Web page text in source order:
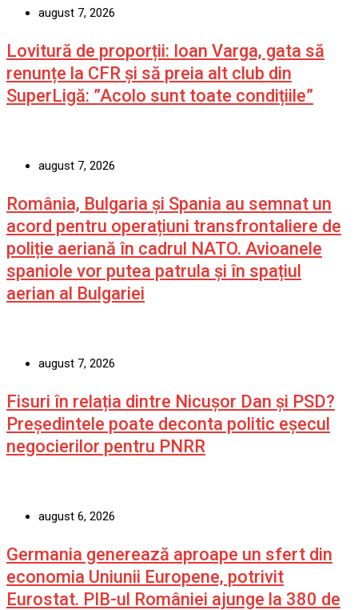
august 7, 2026
Lovitură de proporții: Ioan Varga, gata să
renunțe la CFR și să preia alt club din
SuperLigă: ”Acolo sunt toate condițiile”
august 7, 2026
România, Bulgaria și Spania au semnat un
acord pentru operațiuni transfrontaliere de
poliție aeriană în cadrul NATO. Avioanele
spaniole vor putea patrula și în spațiul
aerian al Bulgariei
august 7, 2026
Fisuri în relația dintre Nicușor Dan și PSD?
Președintele poate deconta politic eșecul
negocierilor pentru PNRR
august 6, 2026
Germania generează aproape un sfert din
economia Uniunii Europene, potrivit
Eurostat. PIB-ul României ajunge la 380 de